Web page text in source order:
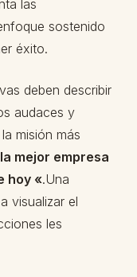
las
sostenido
éxito.
deben describir
audaces y
misión más
mejor empresa
hoy «.Una
visualizar el
les